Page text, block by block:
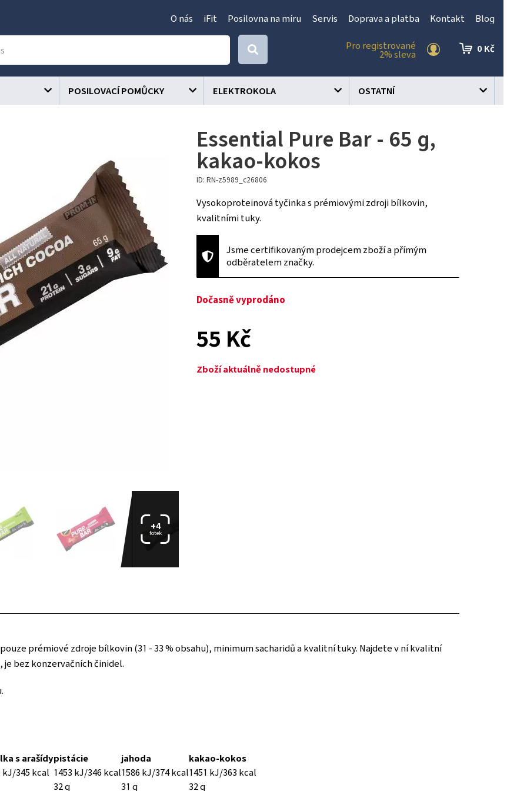
O nás iFit Posilovna na míru Servis Doprava a platba Kontakt Blog
Pro registrované
2% sleva
0 Kč
POSILOVACÍ POMŮCKY ELEKTROKOLA OSTATNÍ
+4
fotek
Essential Pure Bar - 65 g,
kakao-kokos
ID: RN-z5989_c26806
Vysokoproteinová tyčinka s prémiovými zdroji bílkovin,
kvalitními tuky.
Jsme certifikovaným prodejcem zboží a přímým
odběratelem značky.
Dočasně vyprodáno
55 Kč
Zboží aktuálně nedostupné
prémiové zdroje bílkovin (31 - 33 % obsahu), minimum sacharidů a kvalitní tuky. Najdete v ní kvalitní
bez konzervačních činidel.
s arašídypistácie jahoda
kakao-kokos
kJ/345 kcal 1453 kJ/346 kcal1586 kJ/374 kcal1451 kJ/363 kcal
32 g
31 g 32 g